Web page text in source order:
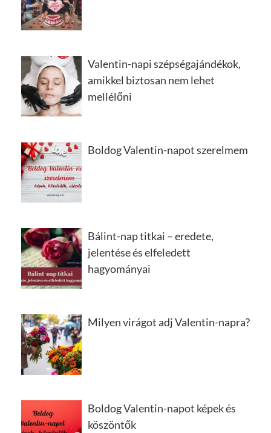
Valentin-napi szépségajándékok,
amikkel biztosan nem lehet
mellélőni
Boldog Valentin-napot szerelmem
Bálint-nap titkai – eredete,
jelentése és elfeledett
hagyományai
Milyen virágot adj Valentin-napra?
Boldog Valentin-napot képek és
köszöntők